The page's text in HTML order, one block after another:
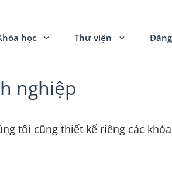
học Thư viện
nghiệp
tôi cũng thiết kế riêng các